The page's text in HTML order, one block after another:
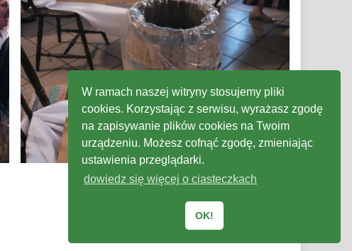
W ramach naszej witryny stosujemy pliki
cookies. Korzystając z serwisu, wyrażasz zgodę
na zapisywanie plików cookies na Twoim
urządzeniu. Możesz cofnąć zgodę, zmieniając
ustawienia przeglądarki.
dowiedz się więcej o ciasteczkach
OK!